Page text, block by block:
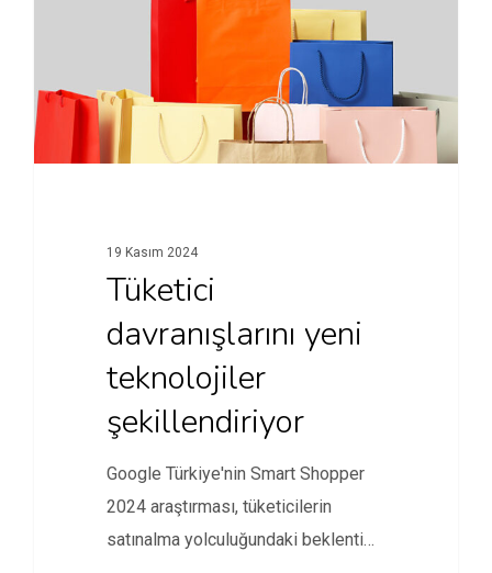
19 Kasım 2024
Tüketici
davranışlarını yeni
teknolojiler
şekillendiriyor
Google Türkiye'nin Smart Shopper
2024 araştırması, tüketicilerin
satınalma yolculuğundaki beklenti